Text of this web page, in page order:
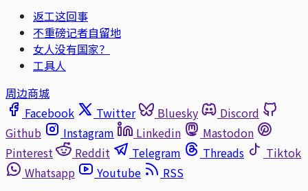
返工这回事
不重磅记者自留地
女人没有国家？
工具人
周边商城
Facebook
Twitter Bluesky
Discord
Github
Instagram Linkedin
Mastodon
Pinterest
Reddit Telegram Threads
Tiktok
Whatsapp
Youtube
RSS